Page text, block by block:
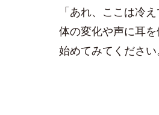
「あれ、ここは冷
体の変化や声に耳
始めてみてください